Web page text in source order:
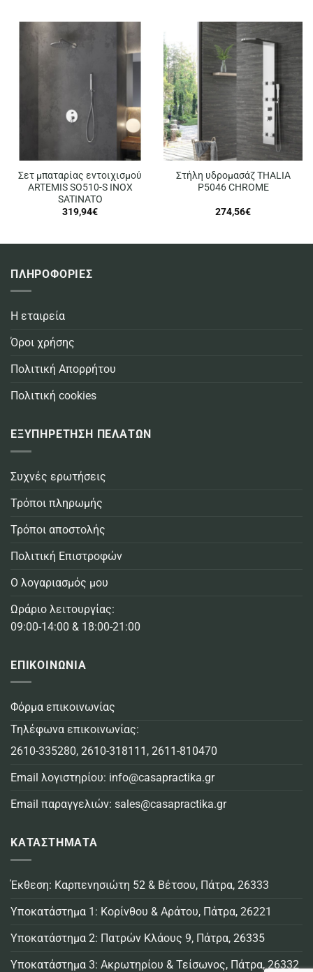
Σετ μπαταρίας εντοιχισμού
ARTEMIS SO510-S INOX
SATINATO
319,94€
Στήλη υδρομασάζ THALIA
P5046 CHROME
274,56€
ΠΛΗΡΟΦΟΡΙΕΣ
Η εταιρεία
Όροι χρήσης
Πολιτική Απορρήτου
Πολιτική cookies
ΕΞΥΠΗΡΕΤΗΣΗ ΠΕΛΑΤΩΝ
Συχνές ερωτήσεις
Τρόποι πληρωμής
Τρόποι αποστολής
Πολιτική Επιστροφών
Ο λογαριασμός μου
Ωράριο λειτουργίας:
09:00-14:00 & 18:00-21:00
ΕΠΙΚΟΙΝΩΝΙΑ
Φόρμα επικοινωνίας
Τηλέφωνα επικοινωνίας:
2610-335280, 2610-318111 , 2611-810470
Email λογιστηρίου: info@casapractika.gr
Email παραγγελιών: sales@casapractika.gr
ΚΑΤΑΣΤΗΜΑΤΑ
Έκθεση: Καρπενησιώτη 52 & Βέτσου, Πάτρα, 26333
Υποκατάστημα 1: Κορίνθου & Αράτου, Πάτρα, 26221
Υποκατάστημα 2: Πατρών Κλάους 9, Πάτρα, 26335
Υποκατάστημα 3: Ακρωτηρίου & Τείσωνος, Πάτρα, 26332